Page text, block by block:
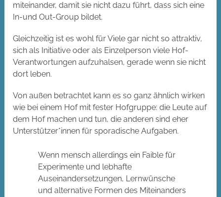
miteinander, damit sie nicht dazu führt, dass sich eine
In-und Out-Group bildet.
Gleichzeitig ist es wohl für Viele gar nicht so attraktiv,
sich als Initiative oder als Einzelperson viele Hof-
Verantwortungen aufzuhalsen, gerade wenn sie nicht
dort leben.
Von außen betrachtet kann es so ganz ähnlich wirken
wie bei einem Hof mit fester Hofgruppe: die Leute auf
dem Hof machen und tun, die anderen sind eher
Unterstützer*innen für sporadische Aufgaben.
Wenn mensch allerdings ein Faible für
Experimente und lebhafte
Auseinandersetzungen, Lernwünsche
und alternative Formen des Miteinanders